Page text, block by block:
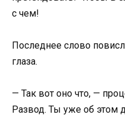
с чем!
Последнее слово
глаза.
— Так вот оно что, —
Развод. Ты уже об этом